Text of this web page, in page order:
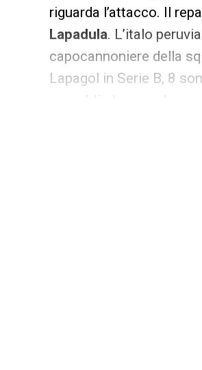
riguarda l’attacco. Il
Lapadula. L’italo
capocannoniere della
Lapagol in Serie B, 8
rossoblù dovesse
(16 gol segnati e 14